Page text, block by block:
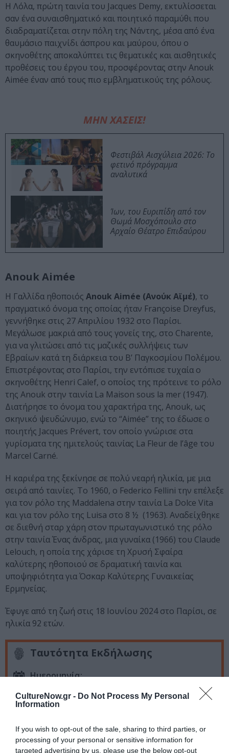
CultureNow.gr - Do Not Process My Personal
Information
If you wish to opt-out of the sale, sharing to third parties, or
processing of your personal or sensitive information for
targeted advertising by us, please use the below opt-out
Η Λόλα, πρώτη ταινία του Jacques Demy, εκτυλίσσεται
σαν ένα συναισθηματικό και ποιητικό παραμύθι που
διαδραματίζεται στην πόλη της Νάντης, μέσα από ένα
θαυμάσιο παιχνίδι άσπρου και μαύρου, όπου ο
σκηνοθέτης αποκαλύπτει τις θεματικές και αισθητικές
προθέσεις του έργου του, προσφέροντας στην Anouk
Aimée έναν από τους πιο εμβληματικούς της ρόλους.
ΜΗΝ ΧΑΣΕΙΣ!
Φεστιβάλ Αισχύλεια 2026: Το
φετινό πρόγραμμα
αναλυτικά
Ίων, του Ευριπίδη από τον
Θωμά Μοσχόπουλο στο
Αρχαίο Θέατρο Επιδαύρου
Anouk Aimée
Η Γαλλίδα ηθοποιός Anouk Aimée (Ανούκ Αϊμέ), το
πραγματικό όνομα της οποίας ήταν Françoise Dreyfus,
γεννήθηκε στις 27 Απριλίου 1932 στο Παρίσι.
Μεγάλωσε μακριά από τους γονείς της, στο Charente,
για να γλιτώσει από τις μαζικές συλλήψεις των
Εβραίων κατά τη διάρκεια του Β’ Παγκοσμίου Πολέμου.
Επιστρέφοντας στο Παρίσι, την εντόπισε τυχαία ο
σκηνοθέτης Henri Calef, ο οποίος της πρότεινε το ρόλο
της Anouk στην ταινία La Maison sous la mer (1947).
Διατήρησε το όνομα του χαρακτήρα της, Anouk, ως
σκηνικό ψευδώνυμο, ενώ το “Aimée” της το έδωσε ο
ποιητής Jacques Prévert, τον οποίο γνώρισε στα
γυρίσματα της ημιτελούς ταινίας La Fleur de l’âge του
Marcel Carné.
Η καριέρα της ξεκίνησε σε πολύ νεαρή ηλικία, με μια
σειρά από ταινίες. Το 1960, ο Federico Fellini την επέλεξε
για τον ρόλο της Maddalena στην ταινία La Dolce Vita
και για τον ρόλο της Luisa στο 8 ½ (1963). Αναδείχθηκε
σε διεθνή σταρ χάρη στον πρωταγωνιστικό της ρόλο
στην ταινία Ένας άνδρας, μια γυναίκα (1966) του Claude
Lelouch, η οποία της χάρισε τη Χρυσή Σφαίρα
καλύτερης ηθοποιού σε δραματική ταινία και
υποψηφιότητα για Όσκαρ Καλύτερης Γυναικείας
Ερμηνείας.
Έφυγε από τη ζωή στις 18 Ιουνίου 2024 στο Παρίσι, σε
ηλικία 92 ετών.
Ταυτότητα Εκδήλωσης
Ημερομηνία:
19/06/2025
Τοποθεσία:
Ταινιοθήκη της Ελλάδος, Ιερά Οδός 48 & Μεγάλου